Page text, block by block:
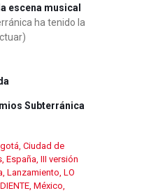
la escena musical
ha tenido la
Subterránica
, Ciudad de
, España, III versión
, Lanzamiento, LO
, México,